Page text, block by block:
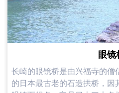
眼镜
长崎的眼镜桥是由兴福寺的僧
的日本最古老的石造拱桥，